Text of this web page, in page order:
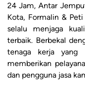
24 Jam, Antar
Kota, Formalin &
selalu menjaga
terbaik. Berbekal
tenaga kerja yang
memberikan
dan pengguna jasa